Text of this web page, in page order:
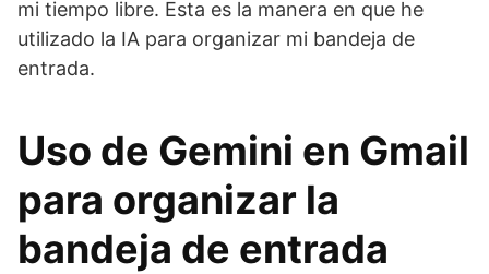
mi tiempo libre. Esta es la manera en que he
utilizado la IA para organizar mi bandeja de
entrada.
Uso de Gemini en Gmail
para organizar la
bandeja de entrada